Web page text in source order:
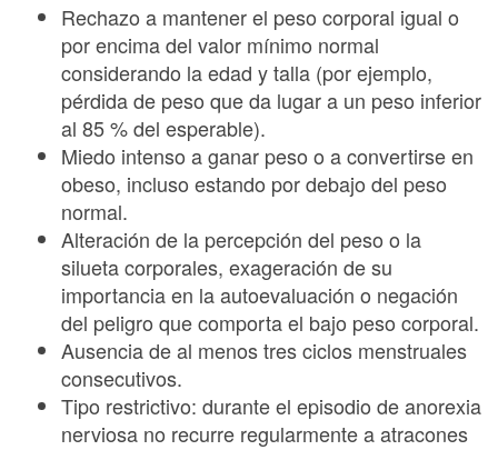
Rechazo a mantener el peso corporal igual o
por encima del valor mínimo normal
considerando la edad y talla (por ejemplo,
pérdida de peso que da lugar a un peso inferior
al 85 % del esperable).
Miedo intenso a ganar peso o a convertirse en
obeso, incluso estando por debajo del peso
normal.
Alteración de la percepción del peso o la
silueta corporales, exageración de su
importancia en la autoevaluación o negación
del peligro que comporta el bajo peso corporal.
Ausencia de al menos tres ciclos menstruales
consecutivos.
Tipo restrictivo: durante el episodio de anorexia
nerviosa no recurre regularmente a atracones